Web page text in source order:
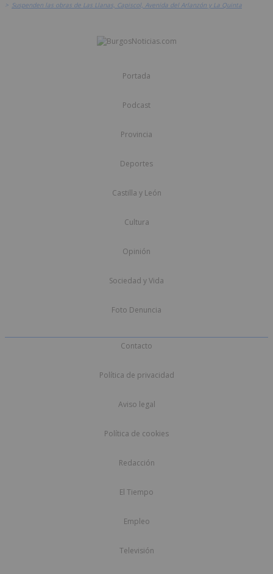
> Suspenden las obras de Las Llanas, Capiscol, Avenida del Arlanzón y La Quinta
Portada
Podcast
Provincia
Deportes
Castilla y León
Cultura
Opinión
Sociedad y Vida
Foto Denuncia
Contacto
Política de privacidad
Aviso legal
Política de cookies
Redacción
El Tiempo
Empleo
Televisión